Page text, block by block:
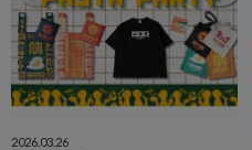
2026.03.26